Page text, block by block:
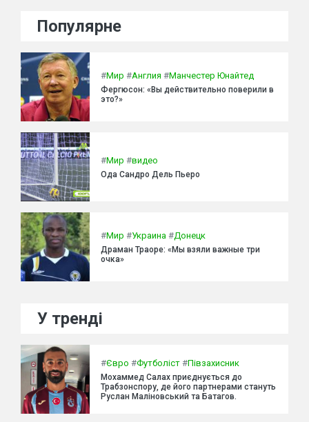
Популярне
#Мир #Англия #Манчестер Юнайтед
Фергюсон: «Вы действительно поверили в
это?»
#Мир #видео
Ода Сандро Дель Пьеро
#Мир #Украина #Донецк
Драман Траоре: «Мы взяли важные три
очка»
У тренді
#Євро #Футболіст #Півзахисник
Мохаммед Салах приєднується до
Трабзонспору, де його партнерами стануть
Руслан Маліновський та Батагов.